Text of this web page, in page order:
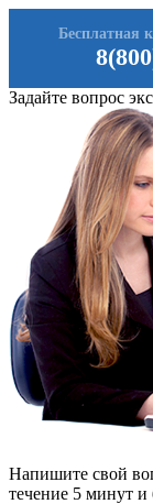
Бесплатная
Задайте вопрос
Напишите свой
течение 5 минут и